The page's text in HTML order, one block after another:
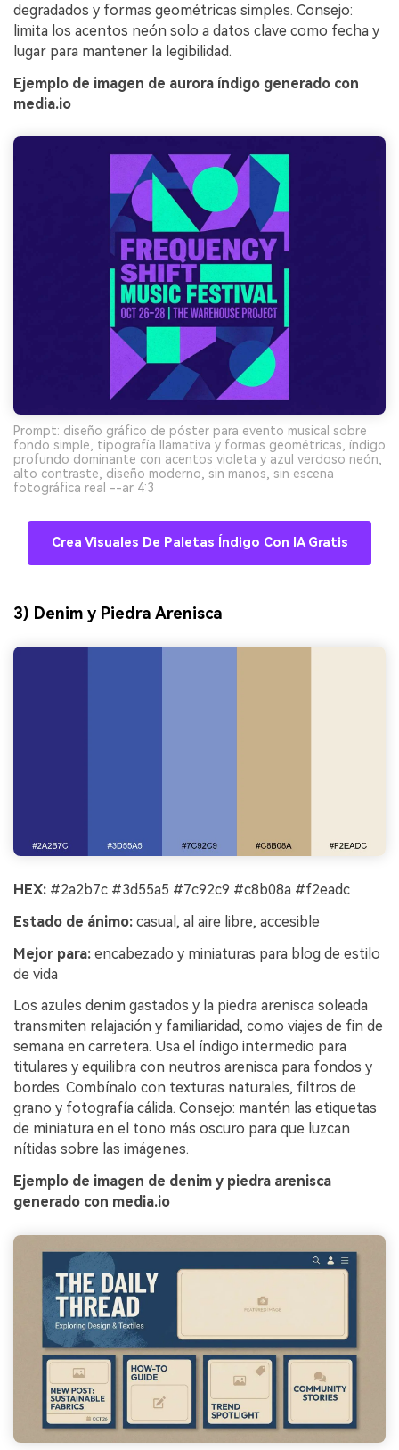
degradados y formas geométricas simples. Consejo:
limita los acentos neón solo a datos clave como fecha y
lugar para mantener la legibilidad.
Ejemplo de imagen de aurora índigo generado con
media.io
Prompt: diseño gráfico de póster para evento musical sobre
fondo simple, tipografía llamativa y formas geométricas, índigo
profundo dominante con acentos violeta y azul verdoso neón,
alto contraste, diseño moderno, sin manos, sin escena
fotográfica real --ar 4:3
Crea Visuales De Paletas Índigo Con IA Gratis
3) Denim y Piedra Arenisca
HEX: #2a2b7c #3d55a5 #7c92c9 #c8b08a #f2eadc
Estado de ánimo: casual, al aire libre, accesible
Mejor para: encabezado y miniaturas para blog de estilo
de vida
Los azules denim gastados y la piedra arenisca soleada
transmiten relajación y familiaridad, como viajes de fin de
semana en carretera. Usa el índigo intermedio para
titulares y equilibra con neutros arenisca para fondos y
bordes. Combínalo con texturas naturales, filtros de
grano y fotografía cálida. Consejo: mantén las etiquetas
de miniatura en el tono más oscuro para que luzcan
nítidas sobre las imágenes.
Ejemplo de imagen de denim y piedra arenisca
generado con media.io